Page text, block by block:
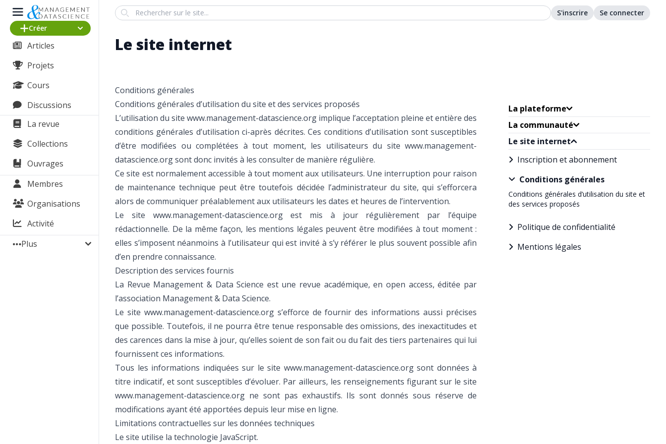
Créer
Articles
Projets
Cours
Discussions
La revue
Collections
Ouvrages
Membres
Organisations
Activité
Plus
Search S'inscrire Se connecter
Le site internet
La plateforme
La communauté
Le site internet
Inscription et abonnement
Conditions générales
Conditions générales d’utilisation du site et
des services proposés
Politique de confidentialité
Mentions légales
Conditions générales
Conditions générales d’utilisation du site et des services proposés
L’utilisation du site www.management-datascience.org implique l’acceptation pleine et entière des
conditions générales d’utilisation ci-après décrites. Ces conditions d’utilisation sont susceptibles
d’être modifiées ou complétées à tout moment, les utilisateurs du site www.management-
datascience.org sont donc invités à les consulter de manière régulière.
Ce site est normalement accessible à tout moment aux utilisateurs. Une interruption pour raison
de maintenance technique peut être toutefois décidée l’administrateur du site, qui s’efforcera
alors de communiquer préalablement aux utilisateurs les dates et heures de l’intervention.
Le site www.management-datascience.org est mis à jour régulièrement par l’équipe
rédactionnelle. De la même façon, les mentions légales peuvent être modifiées à tout moment :
elles s’imposent néanmoins à l’utilisateur qui est invité à s’y référer le plus souvent possible afin
d’en prendre connaissance.
Description des services fournis
La Revue Management & Data Science est une revue académique, en open access, éditée par
l’association Management & Data Science.
Le site www.management-datascience.org s’efforce de fournir des informations aussi précises
que possible. Toutefois, il ne pourra être tenue responsable des omissions, des inexactitudes et
des carences dans la mise à jour, qu’elles soient de son fait ou du fait des tiers partenaires qui lui
fournissent ces informations.
Tous les informations indiquées sur le site www.management-datascience.org sont données à
titre indicatif, et sont susceptibles d’évoluer. Par ailleurs, les renseignements figurant sur le site
www.management-datascience.org ne sont pas exhaustifs. Ils sont donnés sous réserve de
modifications ayant été apportées depuis leur mise en ligne.
Limitations contractuelles sur les données techniques
Le site utilise la technologie JavaScript.